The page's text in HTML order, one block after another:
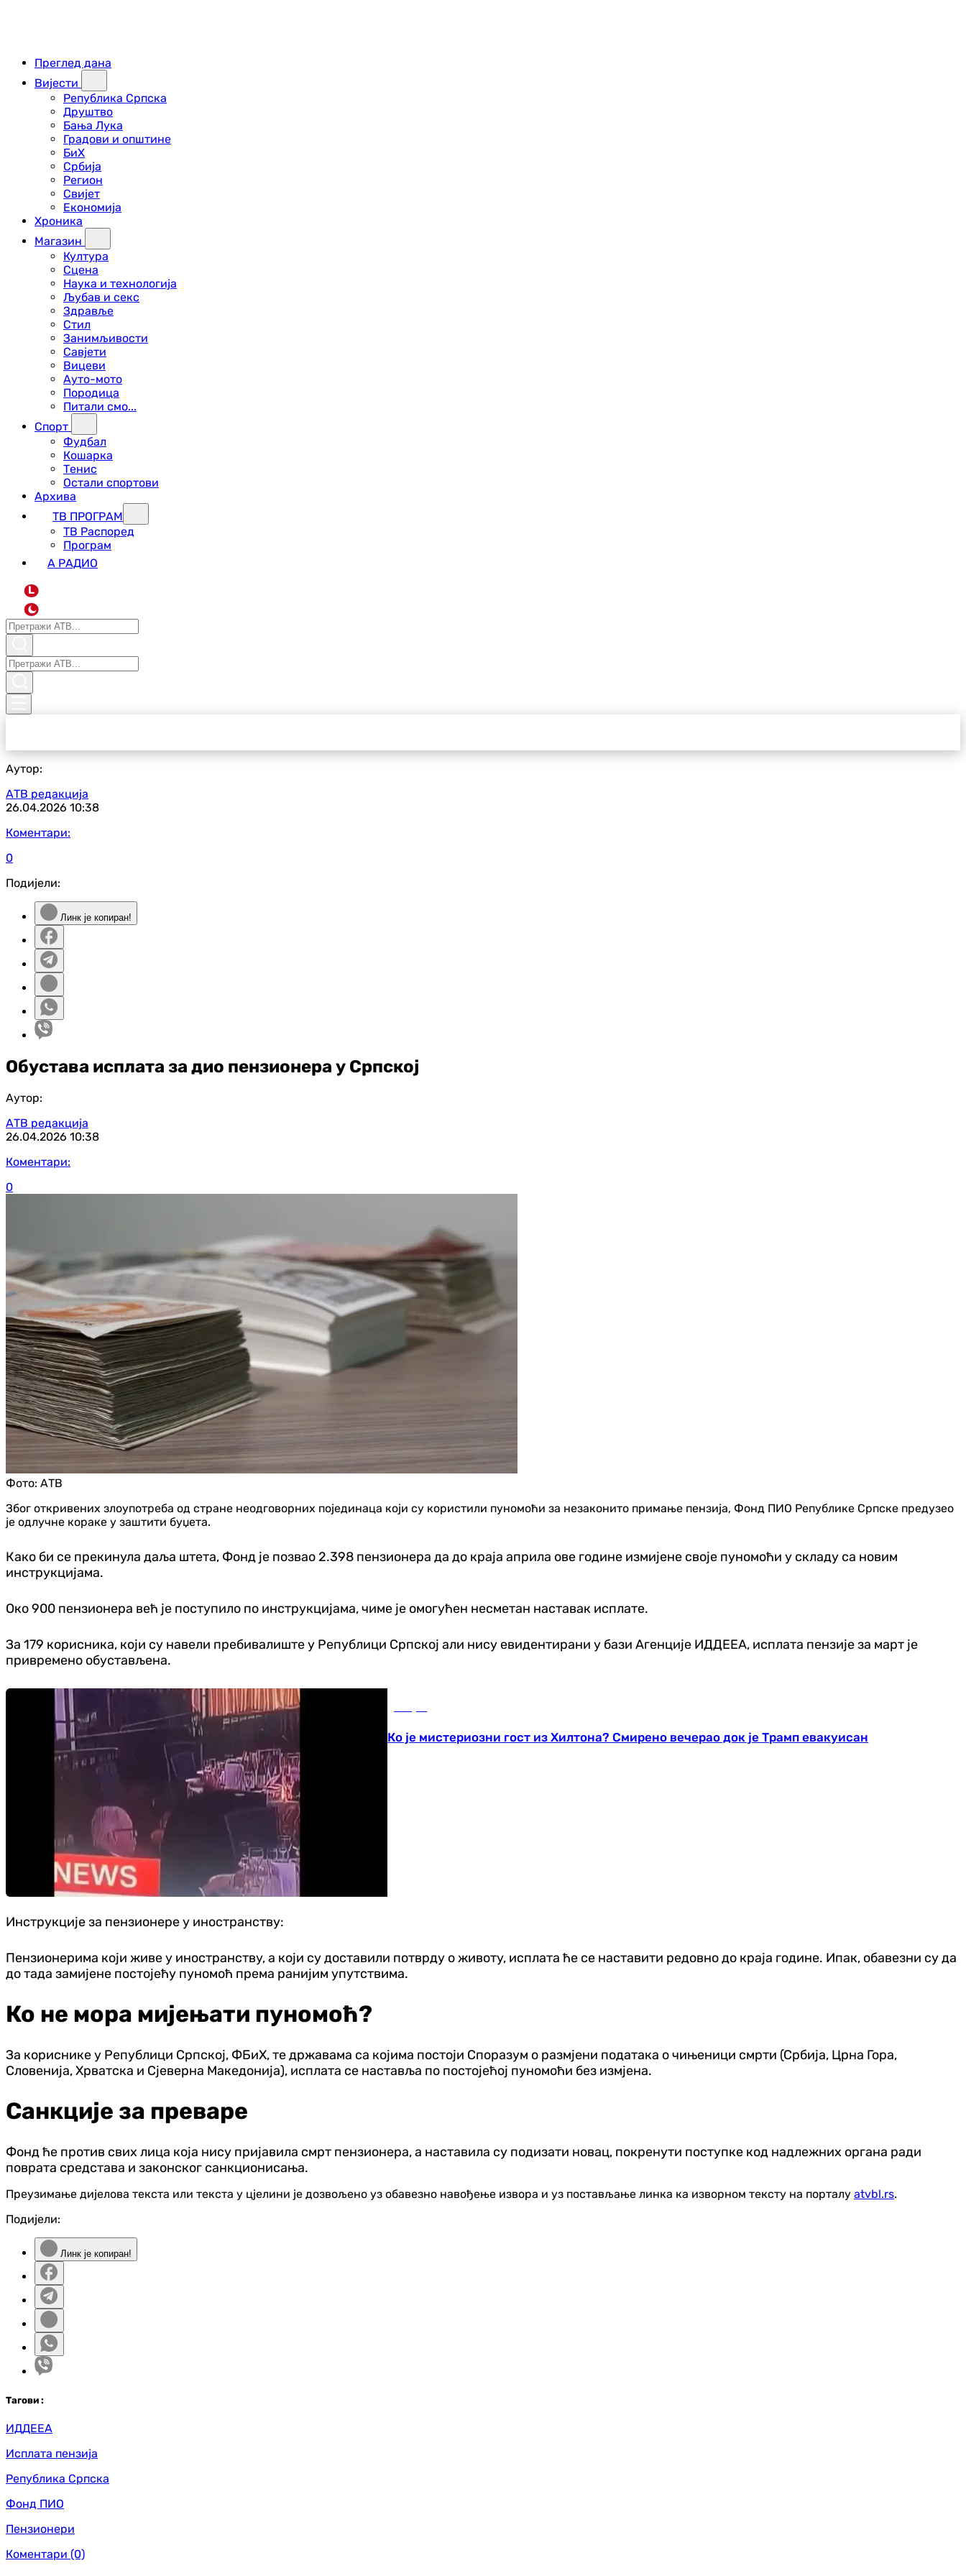
Преглед дана
Вијести
Република Српска
Друштво
Бања Лука
Градови и општине
БиХ
Србија
Регион
Свијет
Економија
Хроника
Магазин
Култура
Сцена
Наука и технологија
Љубав и секс
Здравље
Стил
Занимљивости
Савјети
Вицеви
Ауто-мото
Породица
Питали смо...
Спорт
Фудбал
Кошарка
Тенис
Остали спортови
Архива
ТВ ПРОГРАМ
ТВ Распоред
Програм
А РАДИО
L
Аутор:
АТВ редакција
26.04.2026 10:38
Коментари:
0
Подијели:
Линк је копиран!
Обустава исплата за дио пензионера у Српској
Аутор:
АТВ редакција
26.04.2026 10:38
Коментари:
0
Фото: АТВ
Због откривених злоупотреба од стране неодговорних појединаца који су користили пуномоћи за незаконито примање пензија, Фонд ПИО Републике Српске предузео
је одлучне кораке у заштити буџета.
Како би се прекинула даља штета, Фонд је позвао 2.398 пензионера да до краја априла ове године измијене своје пуномоћи у складу са новим
инструкцијама.
Око 900 пензионера већ је поступило по инструкцијама, чиме је омогућен несметан наставак исплате.
За 179 корисника, који су навели пребивалиште у Републици Српској али нису евидентирани у бази Агенције ИДДЕЕА, исплата пензије за март је
привремено обустављена.
Ко је мистериозни гост из Хилтона? Смирено вечерао док је Трамп евакуисан
Инструкције за пензионере у иностранству:
Пензионерима који живе у иностранству, а који су доставили потврду о животу, исплата ће се наставити редовно до краја године. Ипак, обавезни су да
до тада замијене постојећу пуномоћ према ранијим упутствима.
Ко не мора мијењати пуномоћ?
За кориснике у Републици Српској, ФБиХ, те државама са којима постоји Споразум о размјени података о чињеници смрти (Србија, Црна Гора,
Словенија, Хрватска и Сјеверна Македонија), исплата се наставља по постојећој пуномоћи без измјена.
Санкције за преваре
Фонд ће против свих лица која нису пријавила смрт пензионера, а наставила су подизати новац, покренути поступке код надлежних органа ради
поврата средстава и законског санкционисања.
Преузимање дијелова текста или текста у цјелини је дозвољено уз обавезно навођење извора и уз постављање линка ка изворном тексту на порталу atvbl.rs.
Подијели:
Линк је копиран!
Тагови :
ИДДЕЕА
Исплата пензија
Република Српска
Фонд ПИО
Пензионери
Коментари (0)